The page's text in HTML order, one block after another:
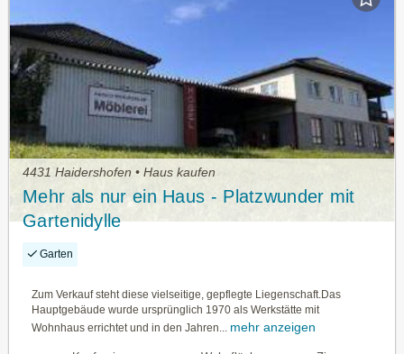
4431 Haidershofen • Haus kaufen
Mehr als nur ein Haus - Platzwunder mit
Gartenidylle
Garten
Zum Verkauf steht diese vielseitige, gepflegte Liegenschaft.Das
Hauptgebäude wurde ursprünglich 1970 als Werkstätte mit
Wohnhaus errichtet und in den Jahren... mehr anzeigen